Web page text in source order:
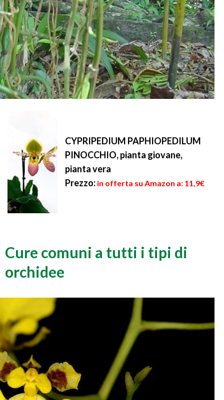
CYPRIPEDIUM PAPHIOPEDILUM
PINOCCHIO, pianta giovane,
pianta vera
Prezzo: in offerta su Amazon a: 11,9€
Cure comuni a tutti i tipi di
orchidee